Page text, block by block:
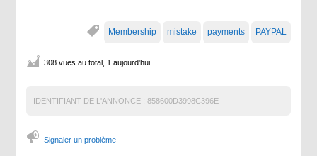
Membership mistake payments PAYPAL
308 vues au total, 1 aujourd'hui
IDENTIFIANT DE L'ANNONCE : 858600D3998C396E
Signaler un problème